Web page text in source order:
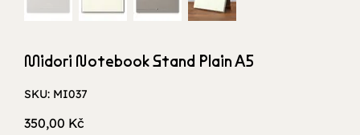
Midori Notebook Stand Plain A5
SKU: SKU
MI037
MI037
Cena
350,00 Kč